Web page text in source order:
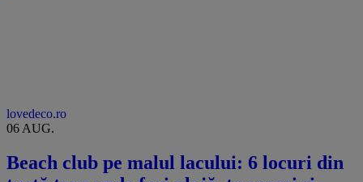
lovedeco.ro
06 AUG.
Beach club pe malul lacului: 6 locuri din